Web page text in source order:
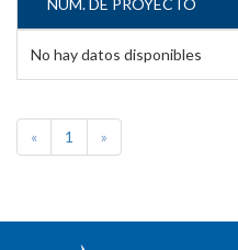
NÚM. DE PROYECTO
No hay datos disponibles
« 1 »